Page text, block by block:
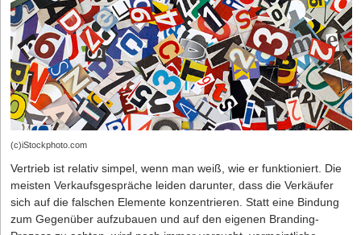
(c)iStockphoto.com
Vertrieb ist relativ simpel, wenn man weiß, wie er funktioniert. Die
meisten Verkaufsgespräche leiden darunter, dass die Verkäufer
sich auf die falschen Elemente konzentrieren. Statt eine Bindung
zum Gegenüber aufzubauen und auf den eigenen Branding-